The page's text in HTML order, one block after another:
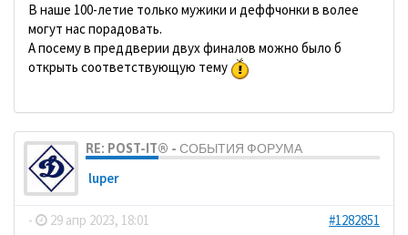
В наше 100-летие только мужики и деффчонки в волее
могут нас порадовать.
А посему в преддверии двух финалов можно было б
открыть соответствующую тему
RE: POST-IT® - СОБЫТИЯ ФОРУМА
luper
- 29 апр 2023, 18:01 #1282851